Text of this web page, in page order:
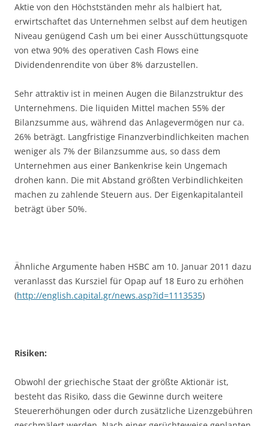
Aktie von den Höchstständen mehr als halbiert hat,
erwirtschaftet das Unternehmen selbst auf dem heutigen
Niveau genügend Cash um bei einer Ausschüttungsquote
von etwa 90% des operativen Cash Flows eine
Dividendenrendite von über 8% darzustellen.
Sehr attraktiv ist in meinen Augen die Bilanzstruktur des
Unternehmens. Die liquiden Mittel machen 55% der
Bilanzsumme aus, während das Anlagevermögen nur ca.
26% beträgt. Langfristige Finanzverbindlichkeiten machen
weniger als 7% der Bilanzsumme aus, so dass dem
Unternehmen aus einer Bankenkrise kein Ungemach
drohen kann. Die mit Abstand größten Verbindlichkeiten
machen zu zahlende Steuern aus. Der Eigenkapitalanteil
beträgt über 50%.
Ähnliche Argumente haben HSBC am 10. Januar 2011 dazu
veranlasst das Kursziel für Opap auf 18 Euro zu erhöhen
(http://english.capital.gr/news.asp?id=1113535)
Risiken:
Obwohl der griechische Staat der größte Aktionär ist,
besteht das Risiko, dass die Gewinne durch weitere
Steuererhöhungen oder durch zusätzliche Lizenzgebühren